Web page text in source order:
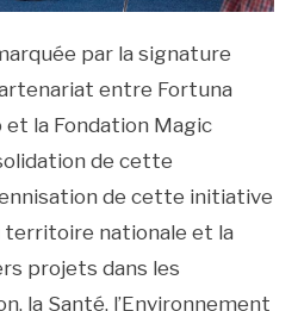
par la signature
entre Fortuna
et la Fondation Magic
de cette
de cette initiative
territoire nationale et la
projets dans les
la Santé, l’Environnement